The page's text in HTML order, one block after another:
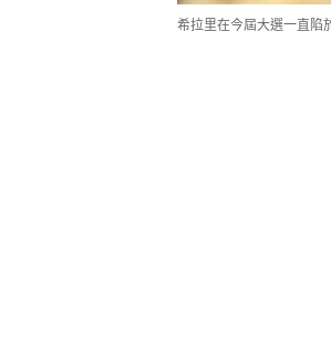
希拉里在今屆大選一直陷